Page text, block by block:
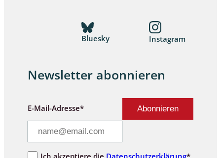
Bluesky Instagram
Newsletter abonnieren
E-Mail-Adresse*
Ich akzeptiere die Datenschutzerklärung*